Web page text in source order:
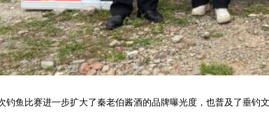
钓鱼比赛进一步扩大了秦老伯酱酒的品牌曝光度，也普及了垂钓